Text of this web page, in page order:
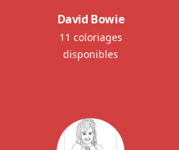
David Bowie
11 coloriages
disponibles